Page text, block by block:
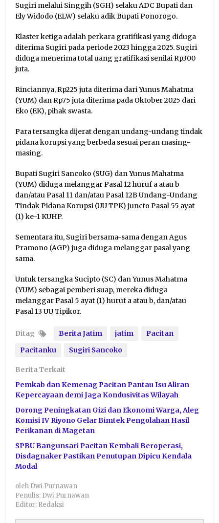
Sugiri melalui Singgih (SGH) selaku ADC Bupati dan
Ely Widodo (ELW) selaku adik Bupati Ponorogo.
Klaster ketiga adalah perkara gratifikasi yang diduga
diterima Sugiri pada periode 2023 hingga 2025. Sugiri
diduga menerima total uang gratifikasi senilai Rp300
juta.
Rinciannya, Rp225 juta diterima dari Yunus Mahatma
(YUM) dan Rp75 juta diterima pada Oktober 2025 dari
Eko (EK), pihak swasta.
Para tersangka dijerat dengan undang-undang tindak
pidana korupsi yang berbeda sesuai peran masing-
masing.
Bupati Sugiri Sancoko (SUG) dan Yunus Mahatma
(YUM) diduga melanggar Pasal 12 huruf a atau b
dan/atau Pasal 11 dan/atau Pasal 12B Undang-Undang
Tindak Pidana Korupsi (UU TPK) juncto Pasal 55 ayat
(1) ke-1 KUHP.
Sementara itu, Sugiri bersama-sama dengan Agus
Pramono (AGP) juga diduga melanggar pasal yang
sama.
Untuk tersangka Sucipto (SC) dan Yunus Mahatma
(YUM) sebagai pemberi suap, mereka diduga
melanggar Pasal 5 ayat (1) huruf a atau b, dan/atau
Pasal 13 UU Tipikor.
Ditag Berita Jatim jatim
Pacitan
Pacitanku
Sugiri Sancoko
Berita Terkait
Pemkab dan Kemenag Pacitan Pantau Isu Aliran
Kepercayaan demi Jaga Kondusivitas Wilayah
Dorong Peningkatan Gizi dan Ekonomi Warga, Aleg
Komisi IV Riyono Gelar Bimtek Pengolahan Hasil
Perikanan di Magetan
SPBU Bangunsari Pacitan Kembali Beroperasi,
Disdagnaker Pastikan Penutupan Dipicu Kendala
Modal
oleh Dwi Purnawan
Penulis: Dwi Purnawan
Editor: Redaksi